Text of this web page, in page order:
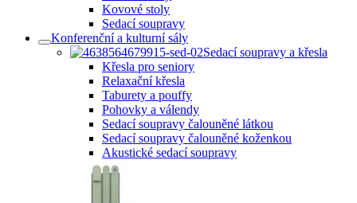
Kovové stoly
Sedací soupravy
Konferenční a kulturní sály
Sedací soupravy a křesla
Křesla pro seniory
Relaxační křesla
Taburety a pouffy
Pohovky a válendy
Sedací soupravy čalouněné látkou
Sedací soupravy čalouněné koženkou
Akustické sedací soupravy